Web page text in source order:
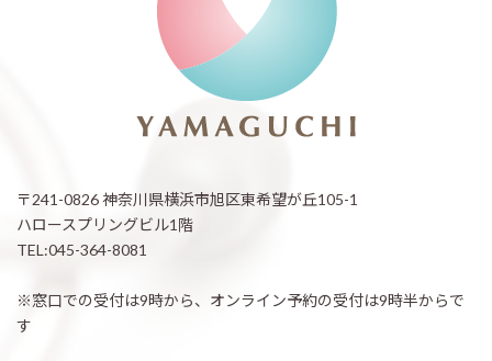
〒241-0826 神奈川県横浜市旭区東希望が丘105-1
ハロースプリングビル1階
TEL:045-364-8081
※窓口での受付は9時から、オンライン予約の受付は9時半からで
す